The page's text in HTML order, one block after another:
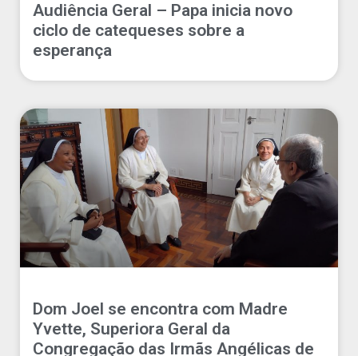
Audiência Geral – Papa inicia novo
ciclo de catequeses sobre a
esperança
Dom Joel se encontra com Madre
Yvette, Superiora Geral da
Congregação das Irmãs Angélicas de